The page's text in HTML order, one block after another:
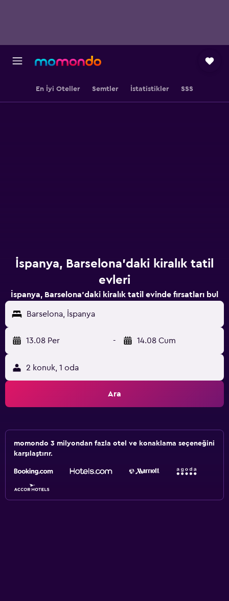
En İyi Oteller Semtler İstatistikler SSS
İspanya, Barselona'daki kiralık tatil
evleri
İspanya, Barselona'daki kiralık tatil evinde fırsatları bul
Barselona, İspanya
13.08 Per - 14.08 Cum
2 konuk, 1 oda
Ara
momondo 3 milyondan fazla otel ve konaklama seçeneğini
karşılaştırır.